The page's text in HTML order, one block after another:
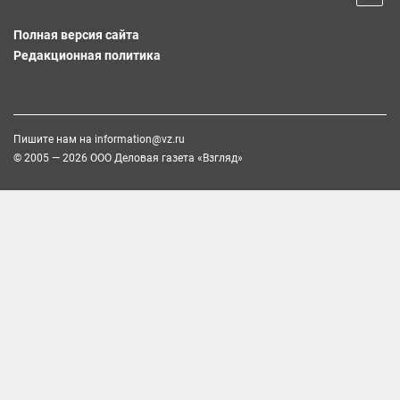
Полная версия сайта
Редакционная политика
Пишите нам на information@vz.ru
© 2005 — 2026 ООО Деловая газета «Взгляд»